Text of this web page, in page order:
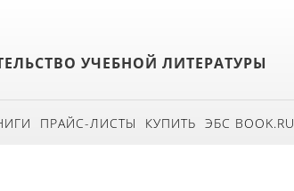
УЧЕБНОЙ ЛИТЕРАТУРЫ
ПРАЙС-ЛИСТЫ КУПИТЬ ЭБС BOOK.RU